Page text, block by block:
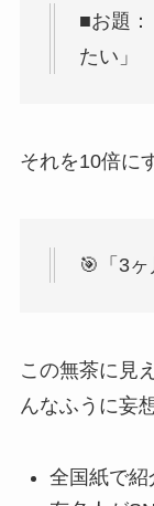
■お題
たい」
それを10倍に
🎯「3ヶ
この無茶に見
んなふうに妄
全国紙で紹